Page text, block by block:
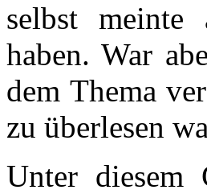
selbst meinte
haben. War
dem Thema
zu überlesen
Unter diesem